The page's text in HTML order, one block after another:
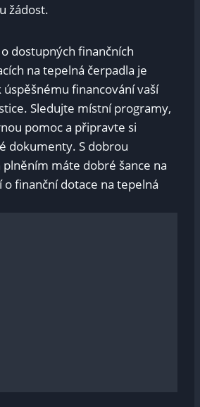
žádost.
dostupných finančních
na tepelná čerpadla je
financování vaší
Sledujte místní programy,
pomoc a připravte si
dokumenty. S dobrou
máte dobré šance na
o finanční dotace na tepelná